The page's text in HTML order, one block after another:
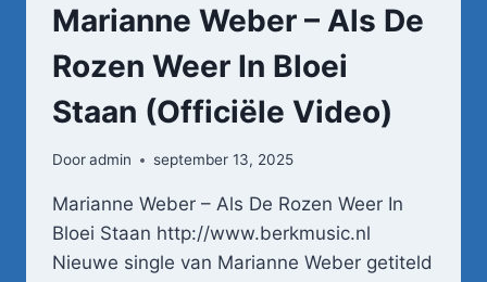
Marianne Weber – Als De
Rozen Weer In Bloei
Staan (Officiële Video)
Dooradmin september 13, 2025
Marianne Weber – Als De Rozen Weer In
Bloei Staan http://www.berkmusic.nl
Nieuwe single van Marianne Weber getiteld